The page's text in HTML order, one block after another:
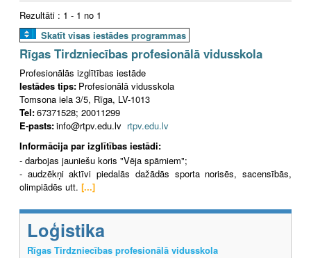
Rezultāti : 1 - 1 no 1
Skatīt visas iestādes programmas
Rīgas Tirdzniecības profesionālā vidusskola
Profesionālās izglītības iestāde
Iestādes tips: Profesionālā vidusskola
Tomsona iela 3/5, Rīga, LV-1013
Tel:67371528; 20011299
E-pasts:info@rtpv.edu.lv rtpv.edu.lv
Informācija par izglītības iestādi:
- darbojas jauniešu koris "Vēja spārniem";
- audzēkņi aktīvi piedalās dažādās sporta norisēs, sacensībās,
olimpiādēs utt. [...]
Loģistika
Rīgas Tirdzniecības profesionālā vidusskola